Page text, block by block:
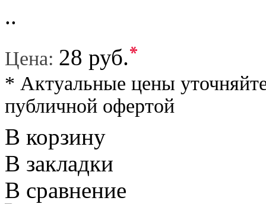
..
Цена: 28 руб.*
* Актуальные цены
публичной офертой
В корзину
В закладки
В сравнение